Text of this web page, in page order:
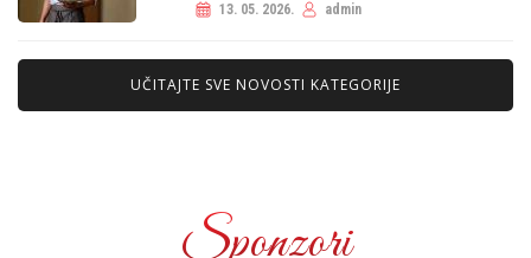
13. 05. 2026. admin
UČITAJTE SVE NOVOSTI KATEGORIJE
Sponzori